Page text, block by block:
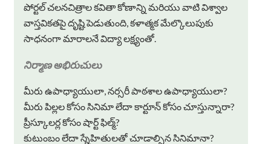
పోర్టల్ చలనచిత్రాల కవితా కోణాన్ని మరియు వాటి విశ్వాల
వాస్తవికతపై దృష్టి పెడుతుంది, కళాత్మక మేల్కొలుపుకు
సాధనంగా మారాలనే విద్యా లక్ష్యంతో.
నిర్మాణ అభిరుచులు
మీరు ఉపాధ్యాయులా, నర్సరీ పాఠశాల ఉపాధ్యాయులా?
మీరు పిల్లల కోసం సినిమా లేదా కార్టూన్ కోసం చూస్తున్నారా?
ప్రీస్కూలర్ల కోసం షార్ట్ ఫిల్మ్?
కుటుంబం లేదా స్నేహితులతో చూడాల్సిన సినిమానా?